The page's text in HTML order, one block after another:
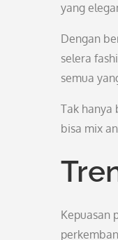
yang
Dengan
selera
semua
Tak hanya
bisa mix
Kepuasan